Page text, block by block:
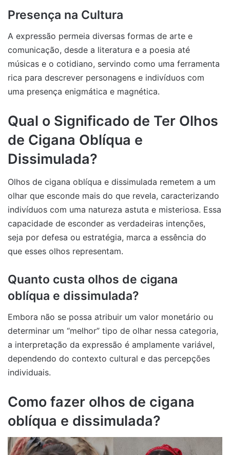
Presença na Cultura
A expressão permeia diversas formas de arte e
comunicação, desde a literatura e a poesia até
músicas e o cotidiano, servindo como uma ferramenta
rica para descrever personagens e indivíduos com
uma presença enigmática e magnética.
Qual o Significado de Ter Olhos
de Cigana Oblíqua e
Dissimulada?
Olhos de cigana oblíqua e dissimulada remetem a um
olhar que esconde mais do que revela, caracterizando
indivíduos com uma natureza astuta e misteriosa. Essa
capacidade de esconder as verdadeiras intenções,
seja por defesa ou estratégia, marca a essência do
que esses olhos representam.
Quanto custa olhos de cigana
oblíqua e dissimulada?
Embora não se possa atribuir um valor monetário ou
determinar um “melhor” tipo de olhar nessa categoria,
a interpretação da expressão é amplamente variável,
dependendo do contexto cultural e das percepções
individuais.
Como fazer olhos de cigana
oblíqua e dissimulada?